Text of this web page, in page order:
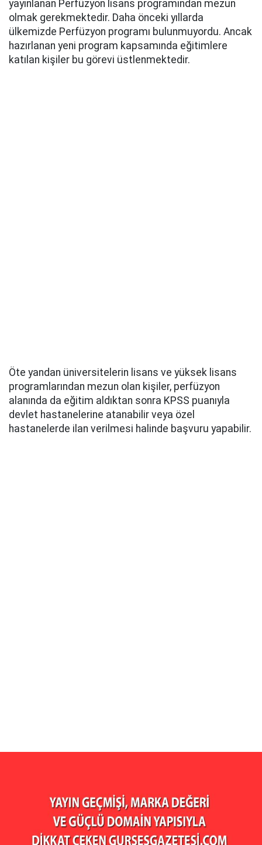
yayınlanan Perfüzyon lisans programından mezun
olmak gerekmektedir. Daha önceki yıllarda
ülkemizde Perfüzyon programı bulunmuyordu. Ancak
hazırlanan yeni program kapsamında eğitimlere
katılan kişiler bu görevi üstlenmektedir.
Öte yandan üniversitelerin lisans ve yüksek lisans
programlarından mezun olan kişiler, perfüzyon
alanında da eğitim aldıktan sonra KPSS puanıyla
devlet hastanelerine atanabilir veya özel
hastanelerde ilan verilmesi halinde başvuru yapabilir.